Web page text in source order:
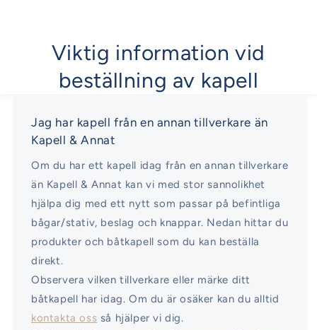
Viktig information vid
beställning av kapell
Jag har kapell från en annan tillverkare än
Kapell & Annat
Om du har ett kapell idag från en annan tillverkare
än Kapell & Annat kan vi med stor sannolikhet
hjälpa dig med ett nytt som passar på befintliga
bågar/stativ, beslag och knappar. Nedan hittar du
produkter och båtkapell som du kan beställa
direkt.
Observera vilken tillverkare eller märke ditt
båtkapell har idag. Om du är osäker kan du alltid
kontakta oss så hjälper vi dig.